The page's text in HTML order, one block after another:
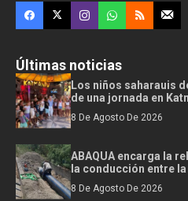
Últimas noticias
Los niños saharauis
de una jornada en
8 De Agosto De 2026
ABAQUA encarga la
la conducción entre
8 De Agosto De 2026